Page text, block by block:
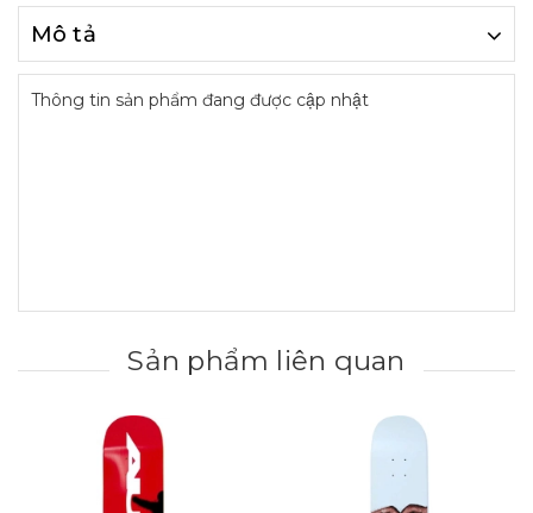
Mô tả
Thông tin sản phẩm đang được cập nhật
Sản phẩm liên quan